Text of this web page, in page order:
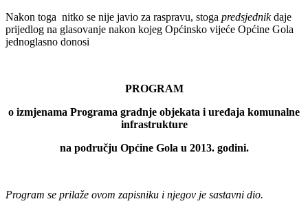
Nakon toga nitko se nije javio za raspravu, stoga predsjednikdaje
prijedlog na glasovanje nakon kojeg Općinsko vijeće Općine Gola
jednoglasno donosi
PROGRAM
o izmjenama Programa gradnje objekata i uređaja komunalne
infrastrukture
na području Općine Gola u 2013. godini.
Program se prilaže ovom zapisniku i njegov je sastavni dio.